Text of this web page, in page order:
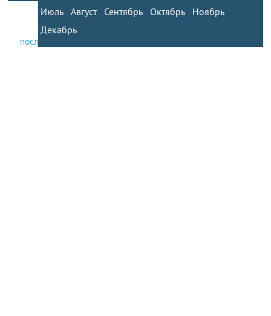
Июль
Август Сентябрь Октябрь
Ноябрь
Декабрь
ПОСЛЕДНИЕ НОВОСТИ